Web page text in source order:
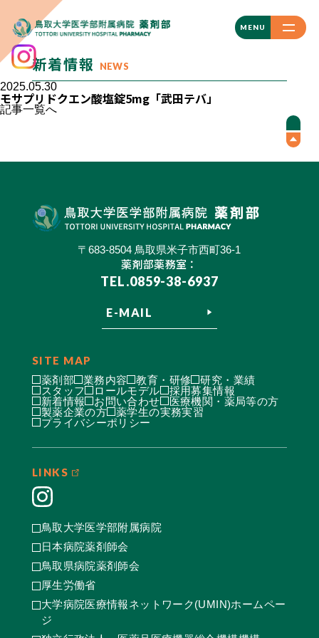
MENU
CLOSE
新着情報 NEWS
2025.05.30
モサプリドクエン酸塩錠5mg「武田テバ」
記事一覧へ
〒683-8504 鳥取県米子市西町36-1
薬剤部薬務室：
TEL.0859-38-6937
E-MAIL
SITE MAP
薬剤部 業務内容 教育・研修
研究・業績
スタッフ
ロールモデル
採用募集情報
新着情報
お問い合わせ
医療機関・薬局等の方
製薬企業の方
薬学生の実務実習
プライバシーポリシー
LINKS
鳥取大学医学部附属病院
日本病院薬剤師会
鳥取県病院薬剤師会
厚生労働省
大学病院医療情報ネットワーク(UMIN)ホームペー
ジ